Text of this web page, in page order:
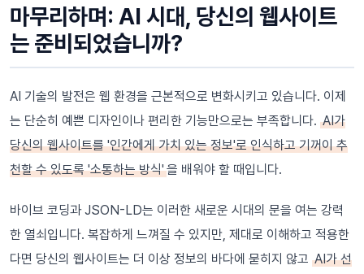
마무리하며: AI 시대, 당신의 웹사이트
는 준비되었습니까?
AI 기술의 발전은 웹 환경을 근본적으로 변화시키고 있습니다. 이제
는 단순히 예쁜 디자인이나 편리한 기능만으로는 부족합니다. AI가
당신의 웹사이트를 '인간에게 가치 있는 정보'로 인식하고 기꺼이 추
천할 수 있도록 '소통하는 방식'을 배워야 할 때입니다.
바이브 코딩과 JSON-LD는 이러한 새로운 시대의 문을 여는 강력
한 열쇠입니다. 복잡하게 느껴질 수 있지만, 제대로 이해하고 적용한
다면 당신의 웹사이트는 더 이상 정보의 바다에 묻히지 않고 AI가 선